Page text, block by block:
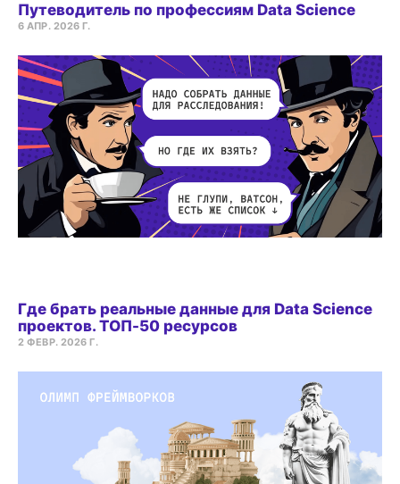
Путеводитель по профессиям Data Science
6 АПР. 2026 Г.
Где брать реальные данные для Data Science
проектов. ТОП-50 ресурсов
2 ФЕВР. 2026 Г.